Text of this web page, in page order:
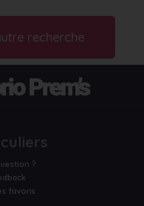
recherche
?
favoris